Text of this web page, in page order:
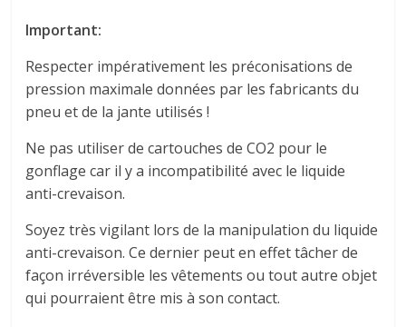
Important:
Respecter impérativement les préconisations de
pression maximale données par les fabricants du
pneu et de la jante utilisés !
Ne pas utiliser de cartouches de CO2 pour le
gonflage car il y a incompatibilité avec le liquide
anti-crevaison.
Soyez très vigilant lors de la manipulation du liquide
anti-crevaison. Ce dernier peut en effet tâcher de
façon irréversible les vêtements ou tout autre objet
qui pourraient être mis à son contact.